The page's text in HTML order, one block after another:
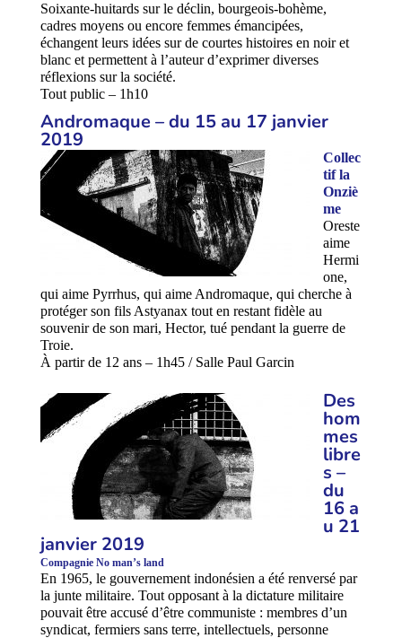
Soixante-huitards sur le déclin, bourgeois-bohème,
cadres moyens ou encore femmes émancipées,
échangent leurs idées sur de courtes histoires en noir et
blanc et permettent à l’auteur d’exprimer diverses
réflexions sur la société.
Tout public – 1h10
Andromaque – du 15 au 17 janvier
2019
Collec
tif la
Onziè
me
Oreste
aime
Hermi
one,
qui aime Pyrrhus, qui aime Andromaque, qui cherche à
protéger son fils Astyanax tout en restant fidèle au
souvenir de son mari, Hector, tué pendant la guerre de
Troie.
À partir de 12 ans – 1h45 / Salle Paul Garcin
Des
hom
mes
libre
s –
du
16 a
u 21
janvier 2019
Compagnie No man’s land
En 1965, le gouvernement indonésien a été renversé par
la junte militaire. Tout opposant à la dictature militaire
pouvait être accusé d’être communiste : membres d’un
syndicat, fermiers sans terre, intellectuels, personne